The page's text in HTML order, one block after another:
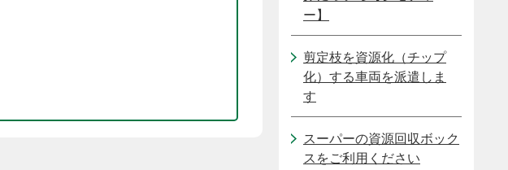
ー】
剪定枝を資源化（チップ
化）する車両を派遣しま
す
スーパーの資源回収ボック
スをご利用ください